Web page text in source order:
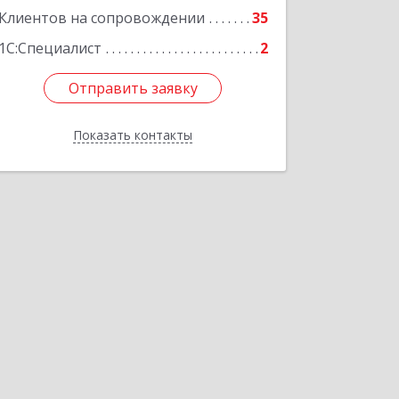
Клиентов на сопровождении
35
1С:Специалист
2
Отправить заявку
Показать контакты
Отправить заявку
Назад